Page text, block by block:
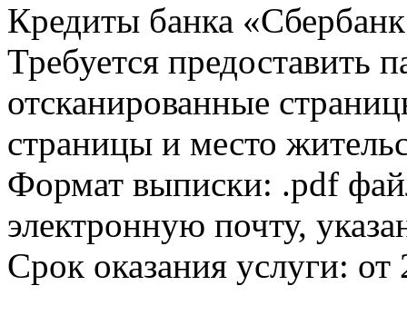
Кредиты банка
Требуется предоставить
отсканированные
страницы и место
Формат выписки: .pdf
электронную почту,
Срок оказания услуги: от